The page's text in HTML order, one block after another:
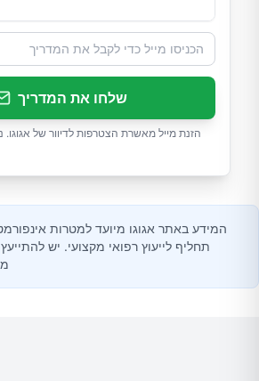
שלחו את המדריך
הזנת מייל מאשרת הצטרפות לדיוור של אגוגו.
המידע באתר אגוגו מיועד למטרות
תחליף לייעוץ רפואי מקצועי. יש